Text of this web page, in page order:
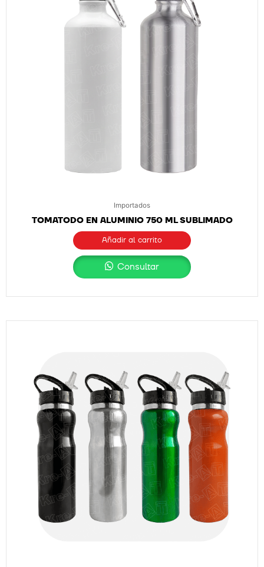
Importados
TOMATODO EN ALUMINIO 750 ML SUBLIMADO
Añadir al carrito
Consultar